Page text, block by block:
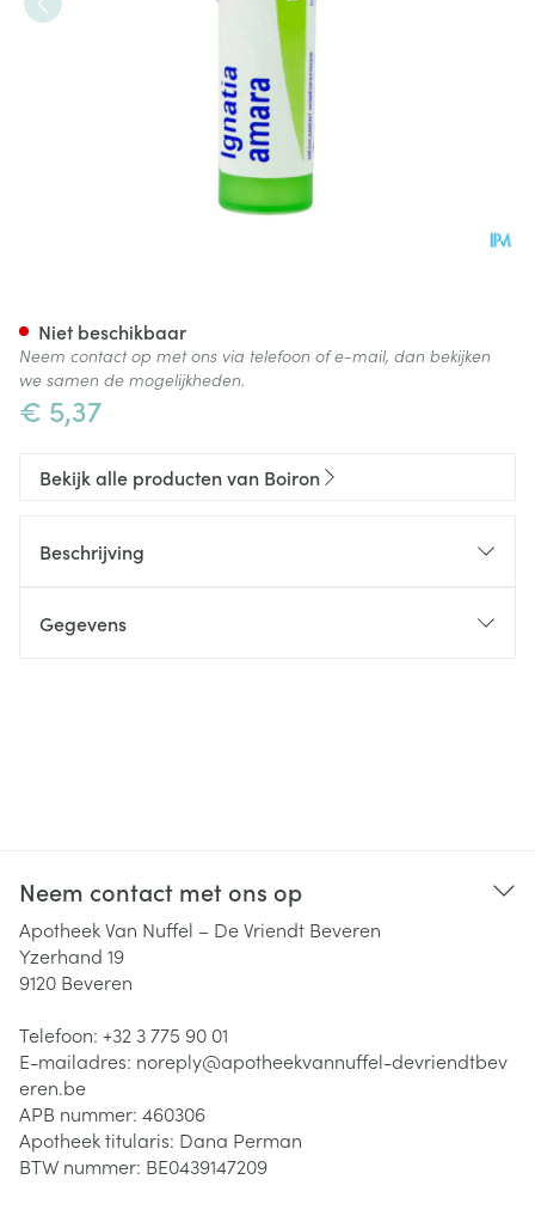
€ 5,37
Niet beschikbaar
Neem contact op met ons via telefoon of e-mail, dan bekijken
we samen de mogelijkheden.
Bekijk alle producten van Boiron
Beschrijving
Gegevens
Neem contact met ons op
Apotheek Van Nuffel – De Vriendt Beveren
Yzerhand 19
9120 Beveren
Telefoon: +32 3 775 90 01
E-mailadres: noreply@apotheekvannuffel-devriendtbev
eren.be
APB nummer: 460306
Apotheek titularis: Dana Perman
BTW nummer: BE0439147209